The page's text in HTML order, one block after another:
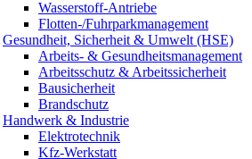
Wasserstoff-Antriebe
Flotten-/Fuhrparkmanagement
Gesundheit, Sicherheit & Umwelt (HSE)
Arbeits- & Gesundheitsmanagement
Arbeitsschutz & Arbeitssicherheit
Bausicherheit
Brandschutz
Handwerk & Industrie
Elektrotechnik
Kfz-Werkstatt